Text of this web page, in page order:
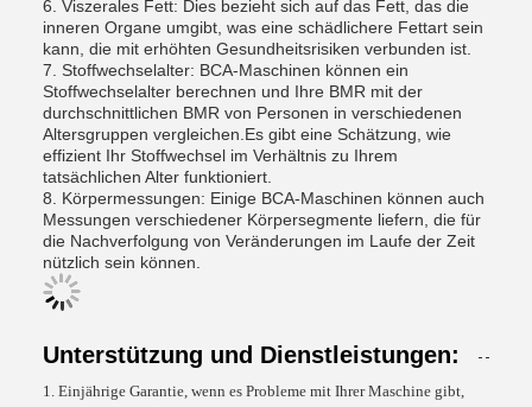
6. Viszerales Fett: Dies bezieht sich auf das Fett, das die
inneren Organe umgibt, was eine schädlichere Fettart sein
kann, die mit erhöhten Gesundheitsrisiken verbunden ist.
7. Stoffwechselalter: BCA-Maschinen können ein
Stoffwechselalter berechnen und Ihre BMR mit der
durchschnittlichen BMR von Personen in verschiedenen
Altersgruppen vergleichen.Es gibt eine Schätzung, wie
effizient Ihr Stoffwechsel im Verhältnis zu Ihrem
tatsächlichen Alter funktioniert.
8. Körpermessungen: Einige BCA-Maschinen können auch
Messungen verschiedener Körpersegmente liefern, die für
die Nachverfolgung von Veränderungen im Laufe der Zeit
nützlich sein können.
Unterstützung und Dienstleistungen:
1. Einjährige Garantie, wenn es Probleme mit Ihrer Maschine gibt,